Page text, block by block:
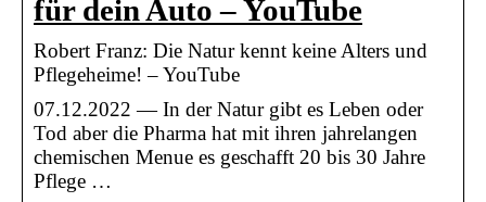
für dein Auto – YouTube
Robert Franz: Die Natur kennt keine Alters und
Pflegeheime! – YouTube
07.12.2022 — In der Natur gibt es Leben oder
Tod aber die Pharma hat mit ihren jahrelangen
chemischen Menue es geschafft 20 bis 30 Jahre
Pflege …